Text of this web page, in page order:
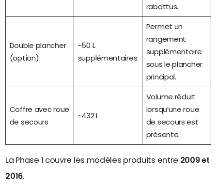
rabattus.
Double plancher
(option)
~50 L
supplémentaires
Permet un
rangement
supplémentaire
sous le plancher
principal.
Coffre avec roue
de secours
~432 L
Volume réduit
lorsqu’une roue
de secours est
présente.
La Phase 1 couvre les modèles produits entre 2009 et
2016.